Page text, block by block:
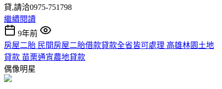
貸,請洽0975-751798
繼續閱讀
9年前
房屋二胎 民間房屋二胎借款貸款全省皆可處理 高雄林園土地
貸款 苗栗通宵農地貸款
偶像明星